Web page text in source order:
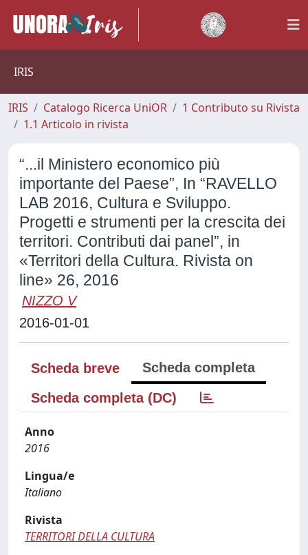
IRIS
IRIS Catalogo Ricerca UniOR
1 Contributo su Rivista
1.1 Articolo in rivista
“...il Ministero economico più
importante del Paese”, In “RAVELLO
LAB 2016, Cultura e Sviluppo.
Progetti e strumenti per la crescita dei
territori. Contributi dai panel”, in
«Territori della Cultura. Rivista on
line» 26, 2016
NIZZO V
2016-01-01
Scheda breve
Scheda completa
Scheda completa (DC)
Anno
2016
Lingua/e
Italiano
Rivista
TERRITORI DELLA CULTURA